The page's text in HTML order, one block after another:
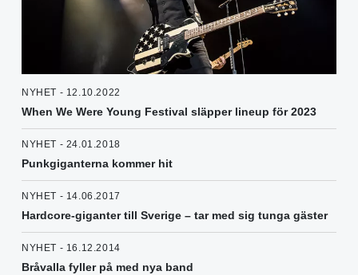
NYHET - 12.10.2022
When We Were Young Festival släpper lineup för 2023
NYHET - 24.01.2018
Punkgiganterna kommer hit
NYHET - 14.06.2017
Hardcore-giganter till Sverige – tar med sig tunga gäster
NYHET - 16.12.2014
Bråvalla fyller på med nya band